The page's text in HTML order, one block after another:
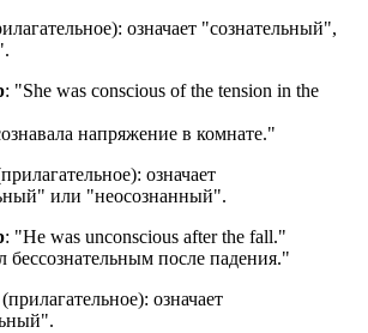
означает "сознательный",
: "She was conscious of the tension in the
напряжение в комнате."
означает
или "неосознанный".
: "He was unconscious after the fall."
после падения."
(прилагательное): означает